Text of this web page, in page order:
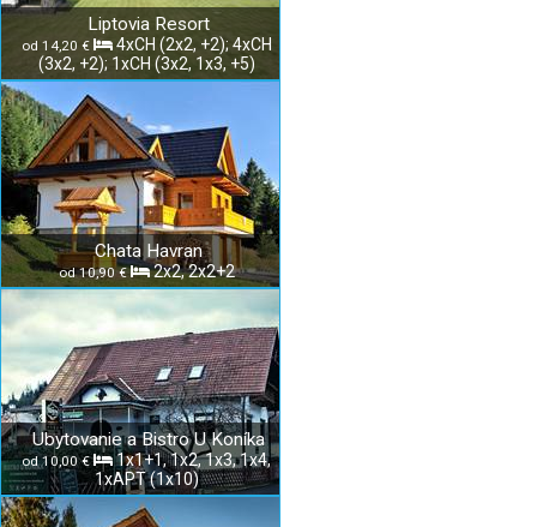
Liptovia Resort
od 14,20 €
4xCH (2x2, +2); 4xCH
(3x2, +2); 1xCH (3x2, 1x3, +5)
Chata Havran
od 10,90 € 2x2, 2x2+2
Ubytovanie a Bistro U Koníka
od 10,00 €
1x1+1, 1x2, 1x3, 1x4,
1xAPT (1x10)